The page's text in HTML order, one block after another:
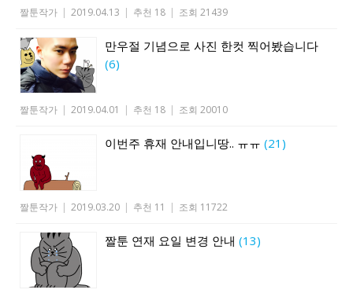
짤툰작가 | 2019.04.13 | 추천 18 | 조회 21439
만우절 기념으로 사진 한컷 찍어봤습니다
(6)
짤툰작가 | 2019.04.01 | 추천 18 | 조회 20010
이번주 휴재 안내입니땅.. ㅠㅠ (21)
짤툰작가 | 2019.03.20 | 추천 11 | 조회 11722
짤툰 연재 요일 변경 안내 (13)